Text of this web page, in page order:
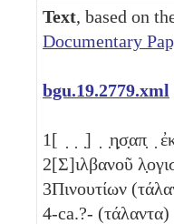
Text, based on
Documentary
bgu.19.2779.xml
1[ ̣ ̣ ̣] ̣ ̣η̣σ̣απ̣
2[Σ]ιλβανοῦ
3Πινουτίων
4-ca.?- (τάλαντα)